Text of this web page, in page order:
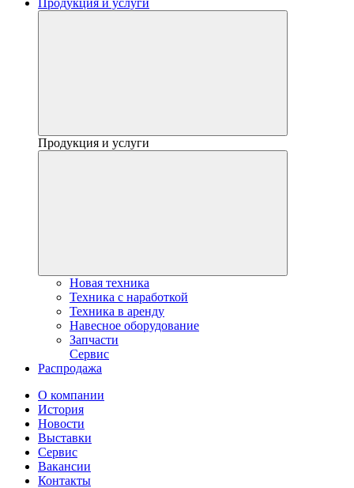
Продукция и услуги
Новая техника
Техника с наработкой
Техника в аренду
Навесное оборудование
Запчасти
Сервис
Распродажа
О компании
История
Новости
Выставки
Сервис
Вакансии
Контакты